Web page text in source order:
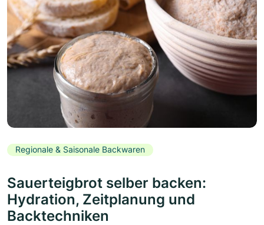
Regionale & Saisonale Backwaren
Sauerteigbrot selber backen:
Hydration, Zeitplanung und
Backtechniken